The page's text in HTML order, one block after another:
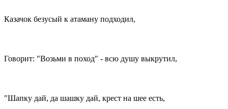
Казачок безусый к атаману подходил,
Говорит: "Возьми в поход" - всю душу выкрутил,
"Шапку дай, да шашку дай, крест на шее есть,